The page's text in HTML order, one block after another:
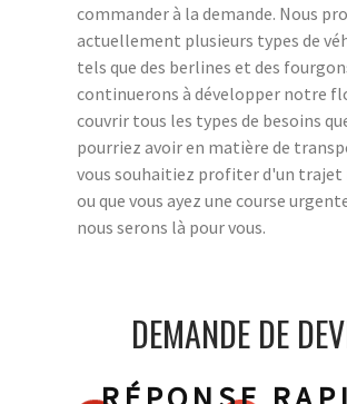
commander à la demande. Nous
actuellement plusieurs types de
tels que des berlines et des
continuerons à développer notre
couvrir tous les types de besoins
pourriez avoir en matière de
vous souhaitiez profiter d'un trajet
ou que vous ayez une course
nous serons là pour vous.
DEMANDE DE